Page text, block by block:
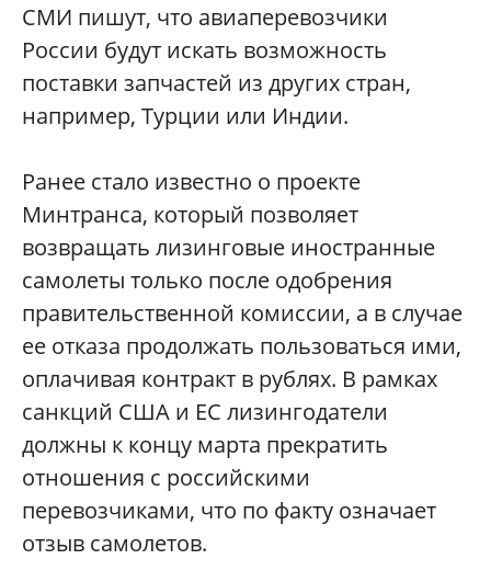
СМИ пишут, что авиаперевозчики
России будут искать возможность
поставки запчастей из других стран,
например, Турции или Индии.
Ранее стало известно о проекте
Минтранса, который позволяет
возвращать лизинговые иностранные
самолеты только после одобрения
правительственной комиссии, а в случае
ее отказа продолжать пользоваться ими,
оплачивая контракт в рублях. В рамках
санкций США и ЕС лизингодатели
должны к концу марта прекратить
отношения с российскими
перевозчиками, что по факту означает
отзыв самолетов.